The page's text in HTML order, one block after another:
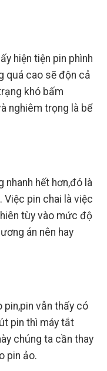
hiện tiện pin phình
quá cao sẽ độn cả
khó bấm
nghiêm trọng là bể
nhanh hết hơn,đó là
Việc pin chai là việc
tùy vào mức độ
án nên hay
pin,pin vẫn thấy có
pin thì máy tắt
chúng ta cần thay
pin ảo.